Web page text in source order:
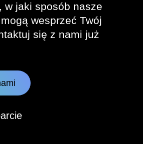
w jaki sposób nasze
wesprzeć Twój
się z nami już